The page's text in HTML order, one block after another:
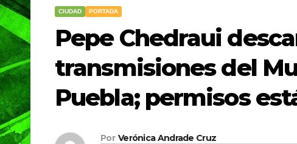
CIUDAD PORTADA
Pepe Chedraui
transmisiones del
Puebla; permisos
Por Verónica Andrade Cruz